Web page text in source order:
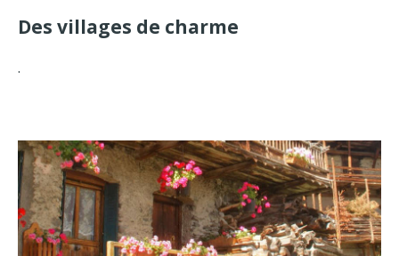
Des villages de charme
.